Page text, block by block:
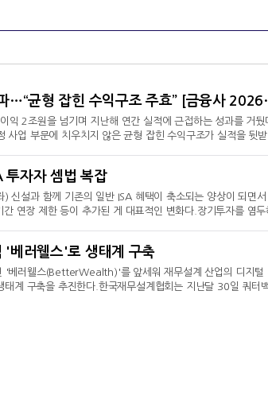
김성환號 한국투
익 2조원을 넘기며 지난해 연간 실적에 근접하는 성과를 거뒀
업 부문에 치우치지 않은 균형 잡힌 수익구조가 실적을 뒷받
익 2조3427억원, 순익 2조101억원에 근접한 성
투자자 셈법 복잡
신설과 함께 기존의 일반 ISA 혜택이 축소되는 양상이 되면서
연장 제한 등이 추가된 게 대표적인 변화다.장기투자를 염두
상품을 한 계좌에서 운용하고
'베러웰스'로 생태계 구축
'베러웰스(BetterWealth)'를 앞세워 재무설계 산업의 디지털
계 구축을 추진한다.한국재무설계협회는 지난달 30일 쿼터